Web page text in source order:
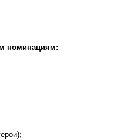
номинациям: